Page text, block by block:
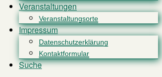
Veranstaltungen
Veranstaltungsorte
Impressum
Datenschutzerklärung
Kontaktformular
Suche